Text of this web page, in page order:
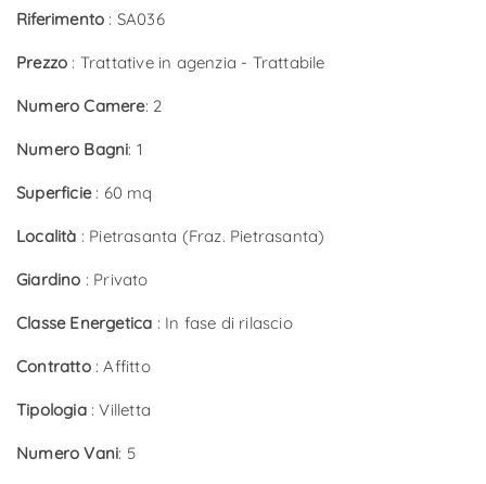
Riferimento : SA036
Prezzo : Trattative in agenzia - Trattabile
Numero Camere: 2
Numero Bagni: 1
Superficie : 60 mq
Località : Pietrasanta (Fraz. Pietrasanta)
Giardino : Privato
Classe Energetica : In fase di rilascio
Contratto : Affitto
Tipologia : Villetta
Numero Vani: 5